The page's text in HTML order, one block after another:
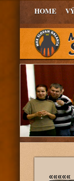
HOME
«««««